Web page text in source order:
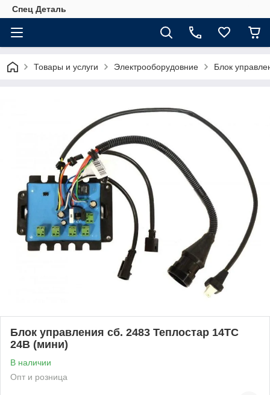
Спец Деталь
Товары и услуги Электрооборудовние Блок
Блок управления сб. 2483 Теплостар 14ТС
24В (мини)
В наличии
Опт и розница